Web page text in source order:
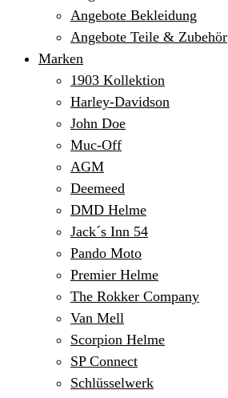
Angebote Bekleidung
Angebote Teile & Zubehör
Marken
1903 Kollektion
Harley-Davidson
John Doe
Muc-Off
AGM
Deemeed
DMD Helme
Jack´s Inn 54
Pando Moto
Premier Helme
The Rokker Company
Van Mell
Scorpion Helme
SP Connect
Schlüsselwerk